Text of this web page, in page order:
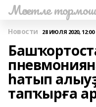
Мәсетле
Новости 28 ИЮЛЯ 2020, 12:00
һатып
тапҡырға